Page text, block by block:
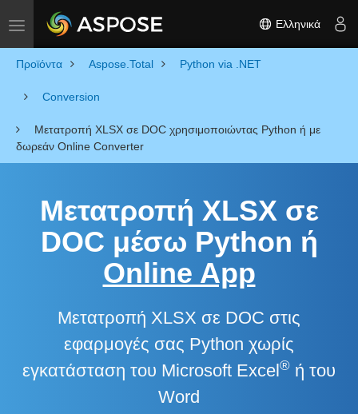
Toggle navigation Ελληνικά
Προϊόντα Aspose.Total Python via .NET
Conversion
Μετατροπή XLSX σε DOC χρησιμοποιώντας Python ή με
δωρεάν Online Converter
Μετατροπή XLSX σε
DOC μέσω Python ή
Online App
Μετατροπή XLSX σε DOC στις
εφαρμογές σας Python χωρίς
εγκατάσταση του Microsoft Excel® ή του
Word